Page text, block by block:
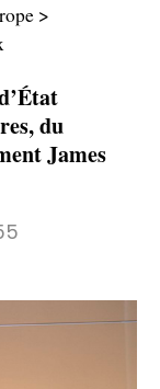
du
James